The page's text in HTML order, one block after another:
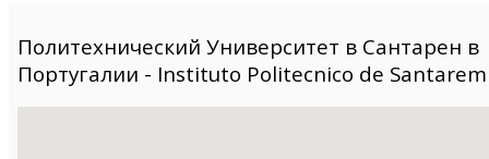
Политехнический Университет в Сантарен в
Португалии - Instituto Politecnico de Santarem